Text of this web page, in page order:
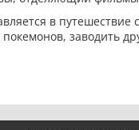
в путешествие
покемонов, заводить